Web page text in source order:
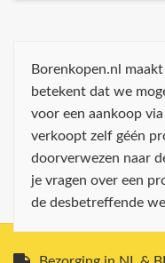
Borenkopen.nl
betekent dat we
voor een aankoop
verkoopt zelf géén
doorverwezen naar
je vragen over een
de desbetreffende